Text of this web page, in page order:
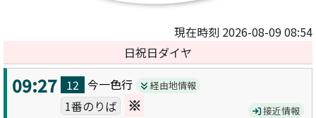
現在時刻 2026-08-09 08:54
日祝日ダイヤ
09:27 12 今一色行 経由地情報
1番のりば ※ 接近情報